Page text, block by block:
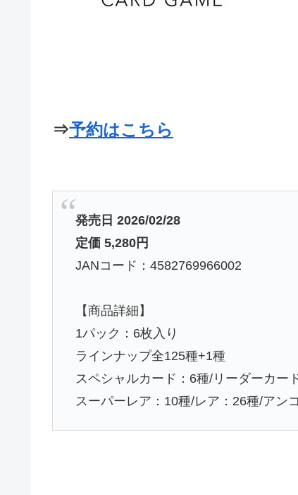
⇒予約はこちら
発売日 2026/02/28
定価 5,280円
JANコード：4582769966002
【商品詳細】
1パック：6枚入り
ラインナップ全125種+1種
スペシャルカード：6種/リーダーカー
スーパーレア：10種/レア：26種/アン